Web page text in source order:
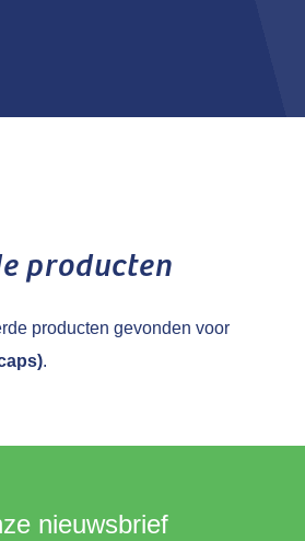
producten
producten gevonden voor
.
nieuwsbrief